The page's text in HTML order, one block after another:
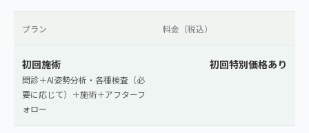
プラン 料金（税込）
初回施術
問診＋AI姿勢分析・各種検査（必
要に応じて）＋施術＋アフターフ
ォロー
初回特別価格あり